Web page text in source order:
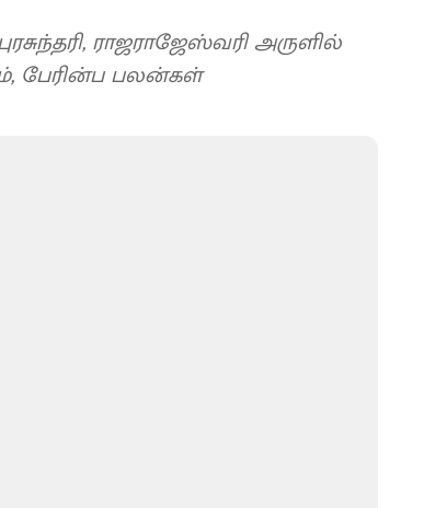
ராஜராஜேஸ்வரி அருளில்
பேரின்ப பலன்கள்